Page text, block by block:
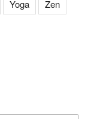
Yoga
Zen